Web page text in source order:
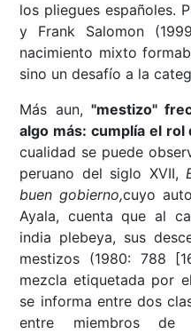
los pliegues españoles.
y Frank Salomon
nacimiento mixto
sino un desafío a la
Más aun, "mestizo"
algo más: cumplía el
cualidad se puede
peruano del siglo XVII,
buen gobierno,cuyo
Ayala, cuenta que al
india plebeya, sus
mestizos (1980: 788
mezcla etiquetada por
se informa entre dos
entre miembros de